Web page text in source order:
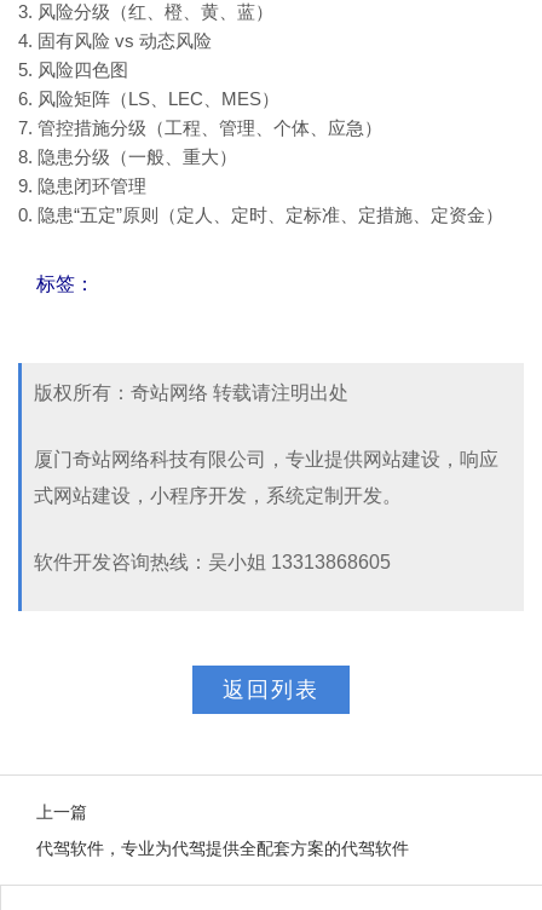
3. 风险分级（红、橙、黄、蓝）
4. 固有风险 vs 动态风险
5. 风险四色图
6. 风险矩阵（LS、LEC、MES）
7. 管控措施分级（工程、管理、个体、应急）
8. 隐患分级（一般、重大）
9. 隐患闭环管理
0. 隐患“五定”原则（定人、定时、定标准、定措施、定资金）
标签：
版权所有：奇站网络 转载请注明出处
厦门奇站网络科技有限公司，专业提供网站建设，响应
式网站建设，小程序开发，系统定制开发。
软件开发咨询热线：吴小姐 13313868605
返回列表
上一篇
代驾软件，专业为代驾提供全配套方案的代驾软件